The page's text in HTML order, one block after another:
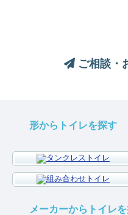
ご相談・
形からトイレを探す
メーカーからトイレ